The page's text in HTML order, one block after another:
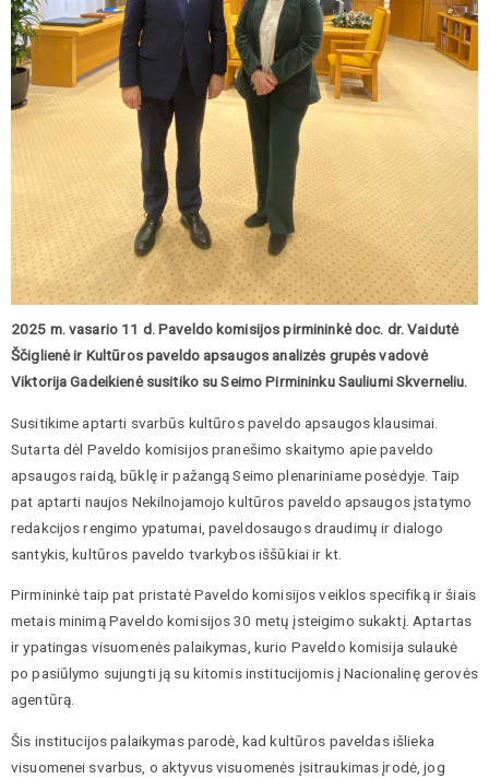
2025 m. vasario 11 d. Paveldo komisijos pirmininkė doc. dr. Vaidutė
Ščiglienė ir Kultūros paveldo apsaugos analizės grupės vadovė
Viktorija Gadeikienė susitiko su Seimo Pirmininku Sauliumi Skverneliu.
Susitikime aptarti svarbūs kultūros paveldo apsaugos klausimai.
Sutarta dėl Paveldo komisijos pranešimo skaitymo apie paveldo
apsaugos raidą, būklę ir pažangą Seimo plenariniame posėdyje. Taip
pat aptarti naujos Nekilnojamojo kultūros paveldo apsaugos įstatymo
redakcijos rengimo ypatumai, paveldosaugos draudimų ir dialogo
santykis, kultūros paveldo tvarkybos iššūkiai ir kt.
Pirmininkė taip pat pristatė Paveldo komisijos veiklos specifiką ir šiais
metais minimą Paveldo komisijos 30 metų įsteigimo sukaktį. Aptartas
ir ypatingas visuomenės palaikymas, kurio Paveldo komisija sulaukė
po pasiūlymo sujungti ją su kitomis institucijomis į Nacionalinę gerovės
agentūrą.
Šis institucijos palaikymas parodė, kad kultūros paveldas išlieka
visuomenei svarbus, o aktyvus visuomenės įsitraukimas įrodė, jog